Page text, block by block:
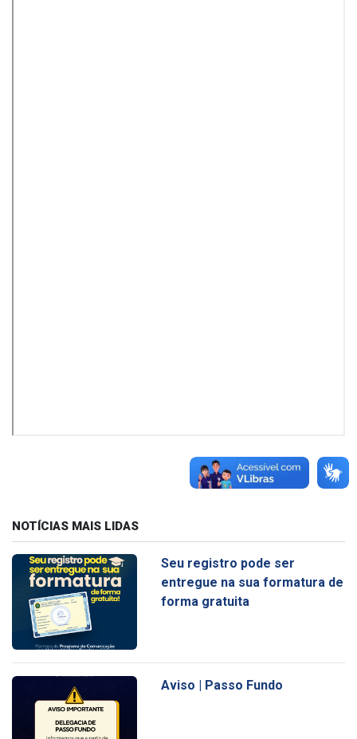
NOTÍCIAS MAIS LIDAS
Seu registro pode ser
entregue na sua formatura de
forma gratuita
Aviso | Passo Fundo